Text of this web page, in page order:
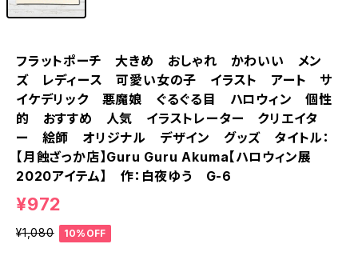
フラットポーチ 大きめ おしゃれ かわいい メン
ズ レディース 可愛い女の子 イラスト アート サ
イケデリック 悪魔娘 ぐるぐる目 ハロウィン 個性
的 おすすめ 人気 イラストレーター クリエイタ
ー 絵師 オリジナル デザイン グッズ タイトル：
【月蝕ざっか店】Guru Guru Akuma【ハロウィン展
2020アイテム】 作：白夜ゆう G-6
¥972
¥1,080 10%OFF